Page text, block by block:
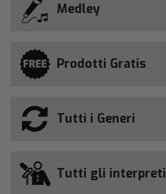
Medley
Prodotti Gratis
Tutti i Generi
Tutti gli interpreti